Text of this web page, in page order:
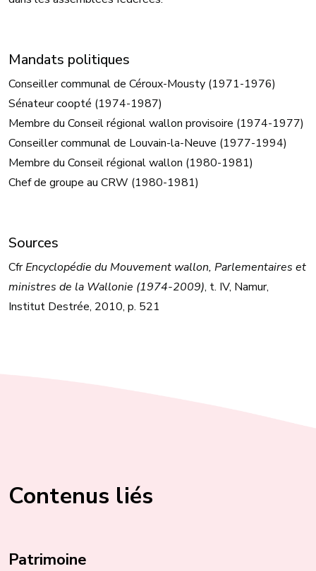
Mandats politiques
Conseiller communal de Céroux-Mousty (1971-1976)
Sénateur coopté (1974-1987)
Membre du Conseil régional wallon provisoire (1974-1977)
Conseiller communal de Louvain-la-Neuve (1977-1994)
Membre du Conseil régional wallon (1980-1981)
Chef de groupe au CRW (1980-1981)
Sources
CfrEncyclopédie du Mouvement wallon, Parlementaires et
ministres de la Wallonie (1974-2009), t. IV, Namur,
Institut Destrée, 2010, p. 521
Contenus liés
Patrimoine